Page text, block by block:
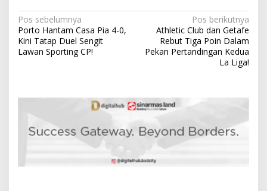
N
a
v
o
Pos sebelumnya
Porto Hantam Casa Pia 4-0,
Kini Tatap Duel Sengit
Lawan Sporting CP!
Pos berikutnya
Athletic Club dan Getafe
Rebut Tiga Poin Dalam
Pekan Pertandingan Kedua
La Liga!